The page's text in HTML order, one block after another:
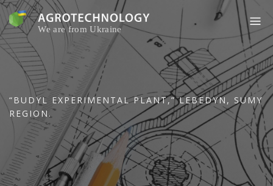
Skip
to
content
“BUDYL EXPERIMENTAL PLANT,” LEBEDYN, SUMY
REGION.